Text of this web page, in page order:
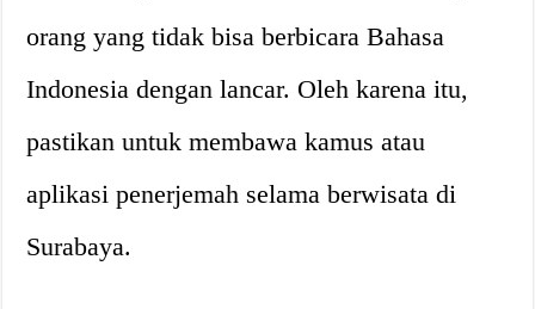
orang yang tidak bisa berbicara Bahasa
Indonesia dengan lancar. Oleh karena itu,
pastikan untuk membawa kamus atau
aplikasi penerjemah selama berwisata di
Surabaya.